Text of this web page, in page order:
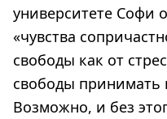
университете Софи
«чувства
свободы как от
свободы принимать
Возможно, и без